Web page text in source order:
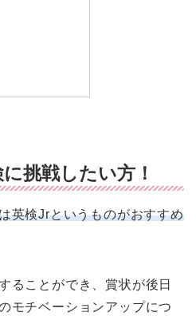
挑戦したい方！
英検Jrというものがおすすめ
ることができ、賞状が後日
モチベーションアップにつ